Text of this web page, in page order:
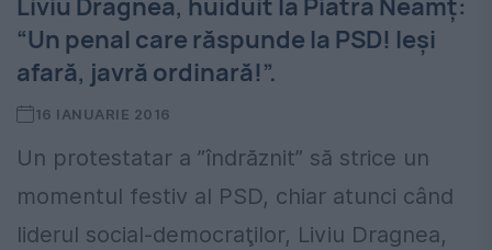
Liviu Dragnea, huiduit la Piatra Neamţ:
“Un penal care răspunde la PSD! Ieşi
afară, javră ordinară!”.
16 IANUARIE 2016
Un protestatar a ”îndrăznit” să strice un
momentul festiv al PSD, chiar atunci când
liderul social-democraţilor, Liviu Dragnea,